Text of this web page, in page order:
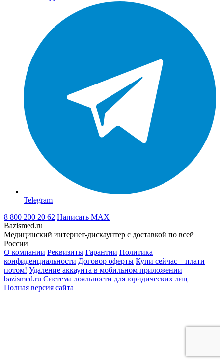
Telegram
8 800 200 20 62 Написать MAX
Bazismed.ru
Медицинский интернет-дискаунтер с доставкой по всей
России
О компании Реквизиты Гарантии Политика
конфиденциальности Договор оферты Купи сейчас – плати
потом! Удаление аккаунта в мобильном приложении
bazismed.ru Система лояльности для юридических лиц
Полная версия сайта